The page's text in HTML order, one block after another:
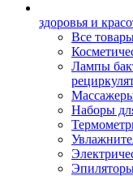
здоровья и
Все
Лампы
Наборы